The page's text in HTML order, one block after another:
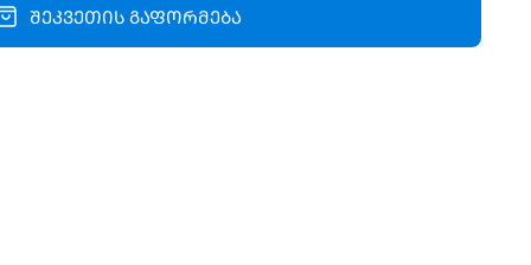
შეკვეთის გაფორმება